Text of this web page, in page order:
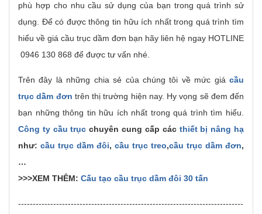
phù hợp cho nhu cầu sử dụng của bạn trong quá trình sử
dụng. Để có được thông tin hữu ích nhất trong quá trình tìm
hiểu về giá cầu trục dầm đơn bạn hãy liên hệ ngay HOTLINE
0946 130 868 để được tư vấn nhé.
Trên đây là những chia sẻ của chúng tôi về mức giá cầu
trục dầm đơn trên thị trường hiện nay. Hy vọng sẽ đem đến
bạn những thông tin hữu ích nhất trong quá trình tìm hiểu.
Công ty cầu trục chuyên cung cấp các thiết bị nâng hạ
như: cầu trục dầm đôi, cầu trục treo,cầu trục dầm đơn,
…
>>>XEM THÊM: Cấu tạo cầu trục dầm đôi 30 tấn
-----------------------------------------------------------------------------